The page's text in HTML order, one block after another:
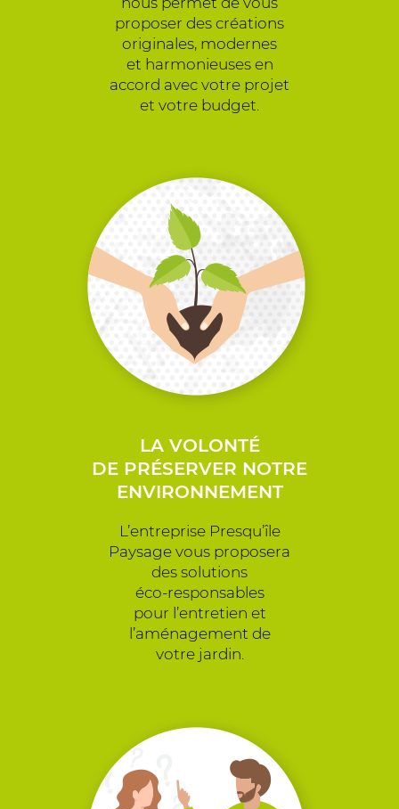
proposer des créations
originales, modernes
et harmonieuses en
accord avec votre projet
et votre budget.
LA VOLONTÉ
DE PRÉSERVER NOTRE
ENVIRONNEMENT
L’entreprise Presqu’île
Paysage vous proposera
des solutions
éco-responsables
pour l’entretien et
l’aménagement de
votre jardin.